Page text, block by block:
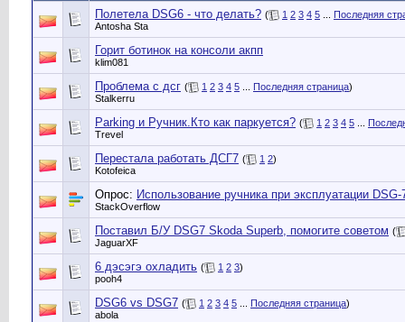
Полетела DSG6 - что делать? ( 1 2 3 4 5
Последняя
Antosha Sta
Горит ботинок на консоли акпп
klim081
Проблема с дсг ( 1 2 3 4 5 Последняя страница)
Stalkerru
Parking и Ручник.Кто как паркуется? ( 1 2 3 4 5
Trevel
Перестала работать ДСГ7 ( 1 2)
Kotofeica
Опрос: Использование ручника при эксплуатации
StackOverflow
Поставил Б/У DSG7 Skoda Superb, помогите советом (
JaguarXF
6 дэсэгэ охладить ( 1 2 3)
pooh4
DSG6 vs DSG7 ( 1 2 3 4 5 Последняя страница)
abola